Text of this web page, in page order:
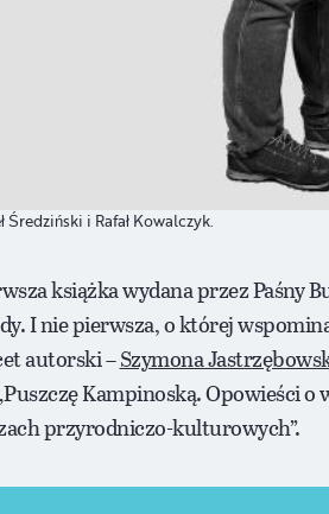
Średziński i Rafał Kowalczyk.
książka wydana przez Paśny
I nie pierwsza, o której
autorski –Szymona
Kampinoską. Opowieści o
przyrodniczo-kulturowych”.